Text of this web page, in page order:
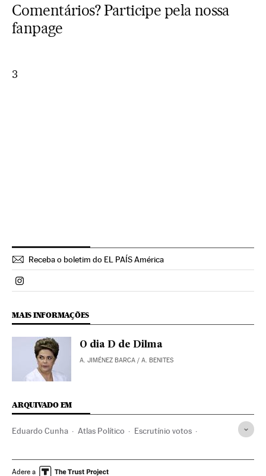
Comentários? Participe pela nossa
fanpage
3
Receba o boletim do EL PAÍS América
Politica El País Brasil en Instagram
MAIS INFORMAÇÕES
O dia D de Dilma
A. JIMÉNEZ BARCA / A. BENITES
ARQUIVADO EM
Eduardo Cunha Atlas Político Escrutínio votos
Transparência institucional
Adere a